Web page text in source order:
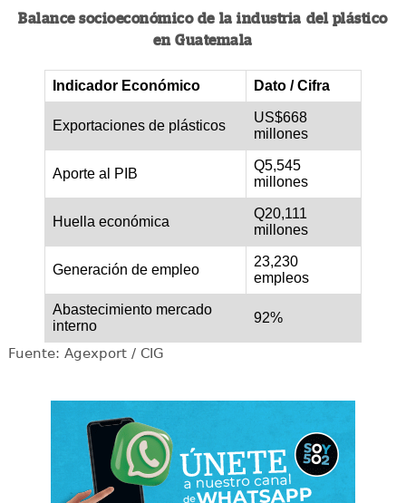
Balance socioeconómico de la industria del plástico
en Guatemala
Indicador Económico Dato / Cifra
Exportaciones de plásticos
US$668
millones
Aporte al PIB
Q5,545
millones
Huella económica
Q20,111
millones
Generación de empleo
23,230
empleos
Abastecimiento mercado
interno
92%
Fuente: Agexport / CIG